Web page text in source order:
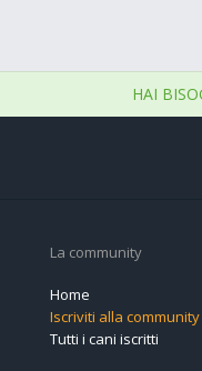
HAI
La community
Home
Iscriviti alla community
Tutti i cani iscritti